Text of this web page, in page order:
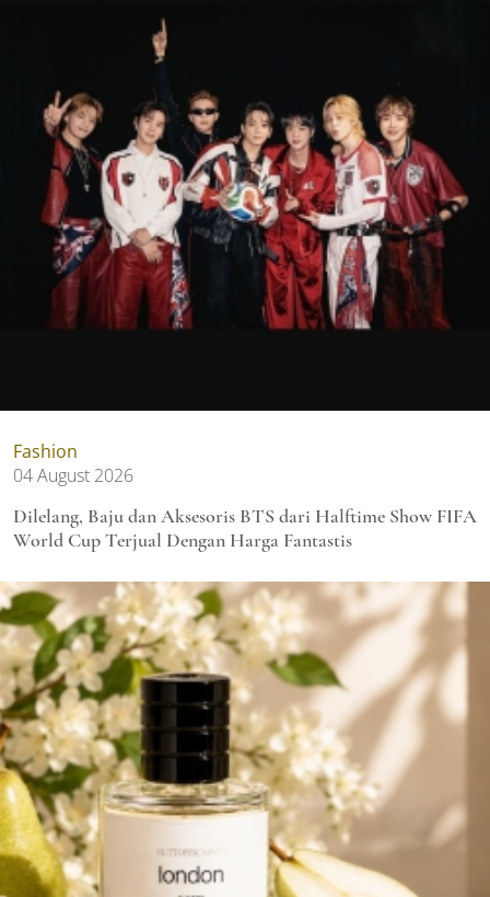
Fashion
04 August 2026
Dilelang, Baju dan Aksesoris BTS dari Halftime Show FIFA
World Cup Terjual Dengan Harga Fantastis